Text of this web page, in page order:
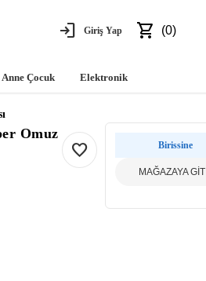
login Giriş Yap shopping_cart (0)
Anne Çocuk Elektronik
Omuz
favorite Birissine
MAĞAZAYA GİT